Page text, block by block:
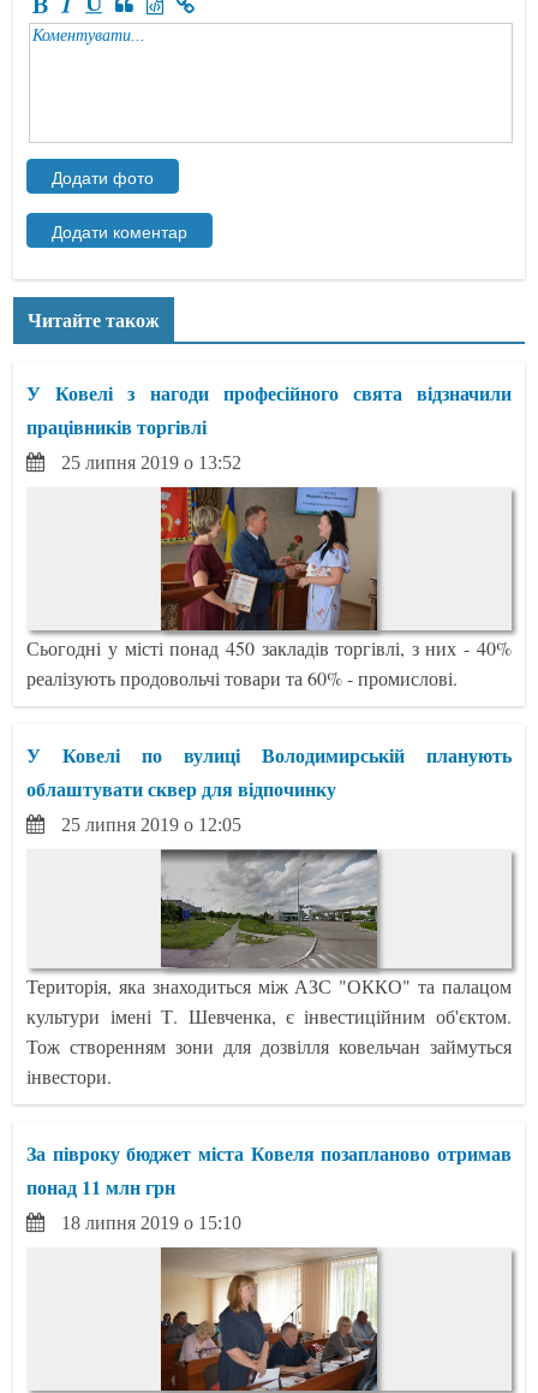
Читайте також
У Ковелі з нагоди професійного свята відзначили
працівників торгівлі
25 липня 2019 о 13:52
Сьогодні у місті понад 450 закладів торгівлі, з них - 40%
реалізують продовольчі товари та 60% - промислові.
У Ковелі по вулиці Володимирській планують
облаштувати сквер для відпочинку
25 липня 2019 о 12:05
Територія, яка знаходиться між АЗС "ОККО" та палацом
культури імені Т. Шевченка, є інвестиційним об'єктом.
Тож створенням зони для дозвілля ковельчан займуться
інвестори.
За півроку бюджет міста Ковеля позапланово отримав
понад 11 млн грн
18 липня 2019 о 15:10